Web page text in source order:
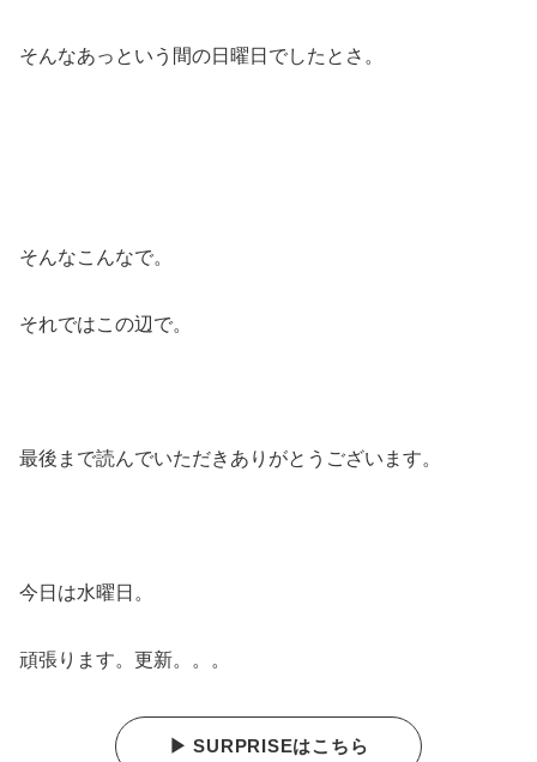
そんなあっという間の日曜日でしたとさ。
そんなこんなで。
それではこの辺で。
最後まで読んでいただきありがとうございます。
今日は水曜日。
頑張ります。更新。。。
▶ SURPRISEはこちら